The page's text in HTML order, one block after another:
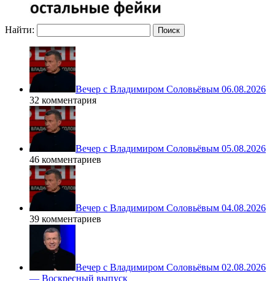
Найти:
Вечер с Владимиром Соловьёвым 06.08.2026
32 комментария
Вечер с Владимиром Соловьёвым 05.08.2026
46 комментариев
Вечер с Владимиром Соловьёвым 04.08.2026
39 комментариев
Вечер с Владимиром Соловьёвым 02.08.2026
— Воскресный выпуск